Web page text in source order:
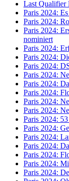
Last Qualifier
Paris 2024:
Paris 2024:
Paris 2024:
nominiert
Paris 2024:
Paris 2024:
Paris 2024:
Paris 2024:
Paris 2024:
Paris 2024:
Paris 2024:
Paris 2024:
Paris 2024:
Paris 2024:
Paris 2024:
Paris 2024:
Paris 2024:
Paris 2024:
Paris 2024: